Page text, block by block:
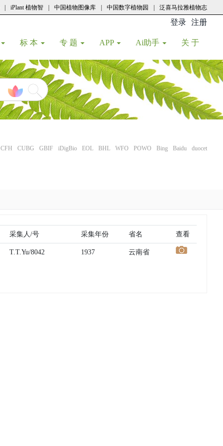
iPlant 植物智 中国植物图像库 中国数字植物园 泛喜马拉雅植物志
登录 注册
标 本 专 题 APP Ai助手 关 于
CFH CUBG GBIF iDigBio EOL BHL WFO POWO Bing Baidu duocet
采集人/号 采集年份 省名 查看
T.T.Yu/8042 1937 云南省